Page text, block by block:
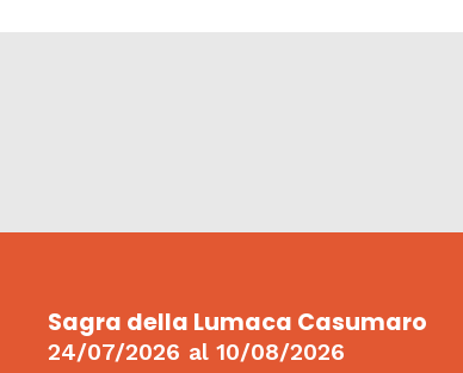
Sagra della Lumaca Casumaro
24/07/2026 al 10/08/2026